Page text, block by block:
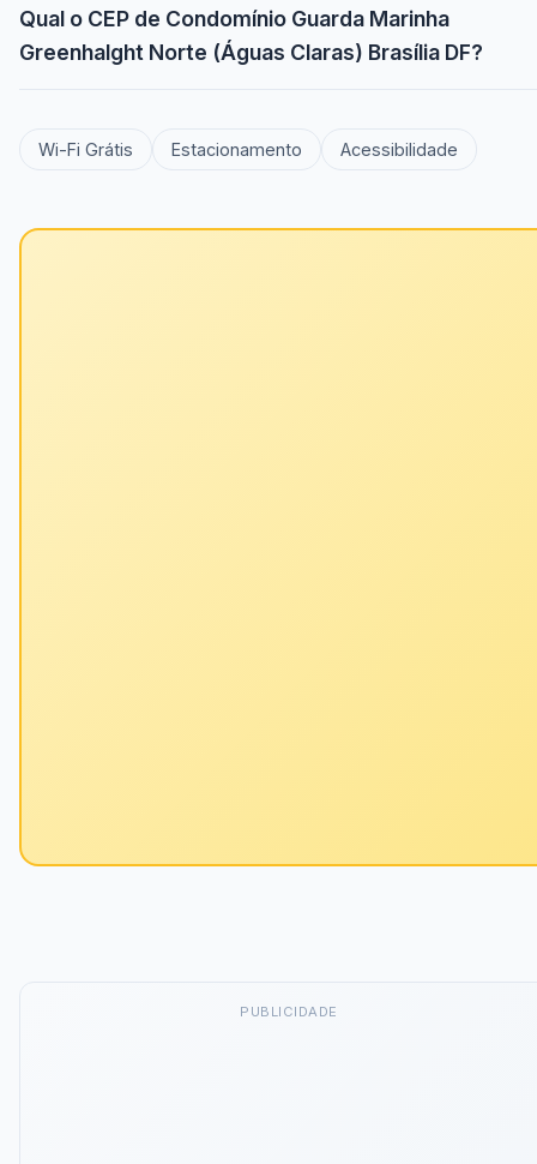
Qual o CEP de Condomínio Guarda Marinha
Greenhalght Norte (Águas Claras) Brasília DF?
Wi-Fi Grátis Estacionamento Acessibilidade
PUBLICIDADE